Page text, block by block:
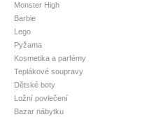
Monster High
Barbie
Lego
Pyžama
Kosmetika a parfémy
Teplákové soupravy
Dětské boty
Ložní povlečení
Bazar nábytku